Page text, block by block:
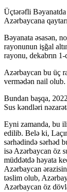
Tv
giriş
giriş
Giriş
Üçtərəfli Bəyanatda
Azərbaycana
Bəyanata əsasən,
rayonunun işğal
rayonu, dekabrın
Azərbaycan bu üç
vermədən nail olub.
Bundan başqa,
Sus kəndləri
Eyni zamanda, bu
edilib. Belə ki,
sərhədində sərhəd
isə Azərbaycan öz
müddətdə həyata
Azərbaycan
təslim olub,
Azərbaycan öz